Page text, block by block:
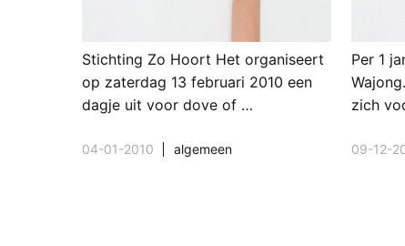
Stichting Zo Hoort Het organiseert
op zaterdag 13 februari 2010 een
dagje uit voor dove of …
04-01-2010 algemeen
Per 1
zich
09-12-